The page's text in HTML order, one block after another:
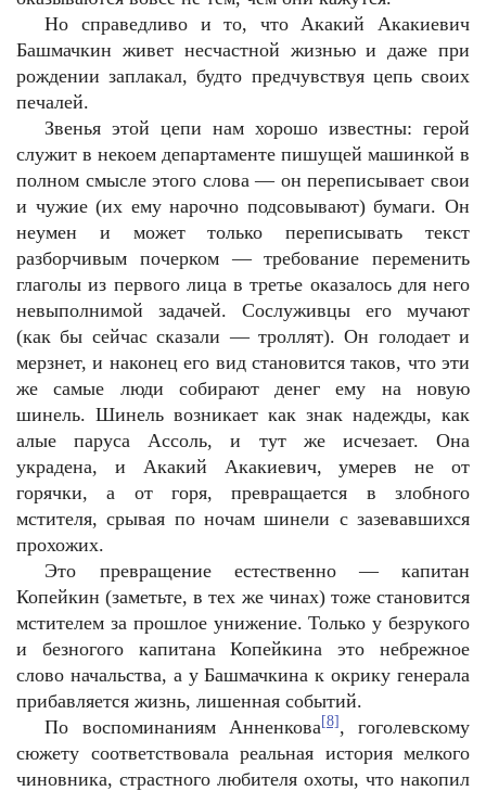
Но справедливо и то, что Акакий Акакиевич
Башмачкин живет несчастной жизнью и даже при
рождении заплакал, будто предчувствуя цепь своих
печалей.
Звенья этой цепи нам хорошо известны: герой
служит в некоем департаменте пишущей машинкой в
полном смысле этого слова — он переписывает свои
и чужие (их ему нарочно подсовывают) бумаги. Он
неумен и может только переписывать текст
разборчивым почерком — требование переменить
глаголы из первого лица в третье оказалось для него
невыполнимой задачей. Сослуживцы его мучают
(как бы сейчас сказали — троллят). Он голодает и
мерзнет, и наконец его вид становится таков, что эти
же самые люди собирают денег ему на новую
шинель. Шинель возникает как знак надежды, как
алые паруса Ассоль, и тут же исчезает. Она
украдена, и Акакий Акакиевич, умерев не от
горячки, а от горя, превращается в злобного
мстителя, срывая по ночам шинели с зазевавшихся
прохожих.
Это превращение естественно — капитан
Копейкин (заметьте, в тех же чинах) тоже становится
мстителем за прошлое унижение. Только у безрукого
и безногого капитана Копейкина это небрежное
слово начальства, а у Башмачкина к окрику генерала
прибавляется жизнь, лишенная событий.
По воспоминаниям Анненкова[8] , гоголевскому
сюжету соответствовала реальная история мелкого
чиновника, страстного любителя охоты, что накопил